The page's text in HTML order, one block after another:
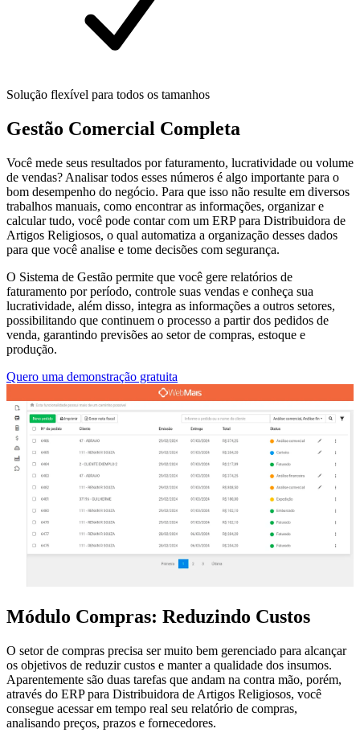
Solução flexível para todos os tamanhos
Gestão Comercial Completa
Você mede seus resultados por faturamento, lucratividade ou volume
de vendas? Analisar todos esses números é algo importante para o
bom desempenho do negócio. Para que isso não resulte em diversos
trabalhos manuais, como encontrar as informações, organizar e
calcular tudo, você pode contar com um ERP para Distribuidora de
Artigos Religiosos, o qual automatiza a organização desses dados
para que você analise e tome decisões com segurança.
O Sistema de Gestão permite que você gere relatórios de
faturamento por período, controle suas vendas e conheça sua
lucratividade, além disso, integra as informações a outros setores,
possibilitando que continuem o processo a partir dos pedidos de
venda, garantindo previsões ao setor de compras, estoque e
produção.
Quero uma demonstração gratuita
Módulo Compras: Reduzindo Custos
O setor de compras precisa ser muito bem gerenciado para alcançar
os objetivos de reduzir custos e manter a qualidade dos insumos.
Aparentemente são duas tarefas que andam na contra mão, porém,
através do ERP para Distribuidora de Artigos Religiosos, você
consegue acessar em tempo real seu relatório de compras,
analisando preços, prazos e fornecedores.